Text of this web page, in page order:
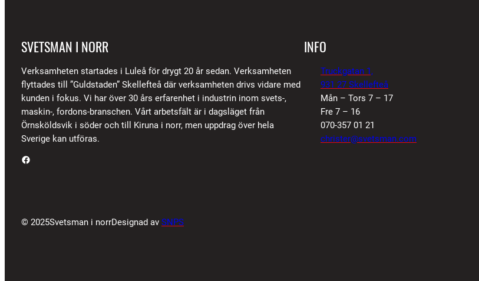
r
m
ä
n
g
d
SVETSMAN I NORR
Verksamheten startades i Luleå för drygt 20 år sedan. Verksamheten
flyttades till ”Guldstaden” Skellefteå där verksamheten drivs vidare med
kunden i fokus. Vi har över 30 års erfarenhet i industrin inom svets-,
maskin-, fordons-branschen. Vårt arbetsfält är i dagsläget från
Örnsköldsvik i söder och till Kiruna i norr, men uppdrag över hela
Sverige kan utföras.
Facebook
INFO
Truckgatan 1,
931 27 Skellefteå
Mån – Tors 7 – 17
Fre 7 – 16
070-357 01 21
christer@svetsman.com
© 2025Svetsman i norrDesignad av SNPS